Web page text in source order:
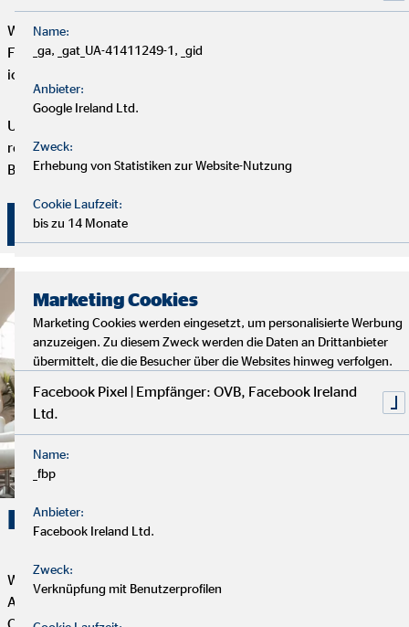
Wir starten mit einem entspannten Analysegespräch, um deine
Finanzen und Ziele kennenzulernen. Anschließend präsentiere
ich dir maßgeschneiderte Finanzlösungen.
Um deine Finanzplanung aktuell zu halten, bieten wir
regelmäßige Servicegespräche an. Vertrauen und persönliche
Betreuung stehen bei uns an erster Stelle.
Überzeuge dich selbst von unserer Beratung!
Karriere. Erfolg. OVB.
Wenn du Flexibilität, Selbstbestimmung und eine erfüllende
Aufgabe mit Sinn und Zweck suchst, dann ist die Tätigkeit als
OVB Finanzberater*in genau das Richtige für dich. Dein
Name:
_ga, _gat_UA-41411249-1, _gid
Anbieter:
Google Ireland Ltd.
Zweck:
Erhebung von Statistiken zur Website-Nutzung
Cookie Laufzeit:
bis zu 14 Monate
Marketing Cookies
Marketing Cookies werden eingesetzt, um personalisierte Werbung
anzuzeigen. Zu diesem Zweck werden die Daten an Drittanbieter
übermittelt, die die Besucher über die Websites hinweg verfolgen.
Facebook Pixel | Empfänger: OVB, Facebook Ireland
Ltd.
Name:
_fbp
Anbieter:
Facebook Ireland Ltd.
Zweck:
Verknüpfung mit Benutzerprofilen